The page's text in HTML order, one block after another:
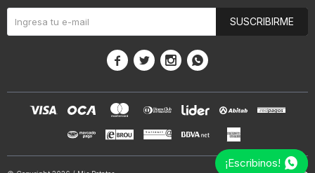
SUSCRIBIRME
   
¡Escribinos!